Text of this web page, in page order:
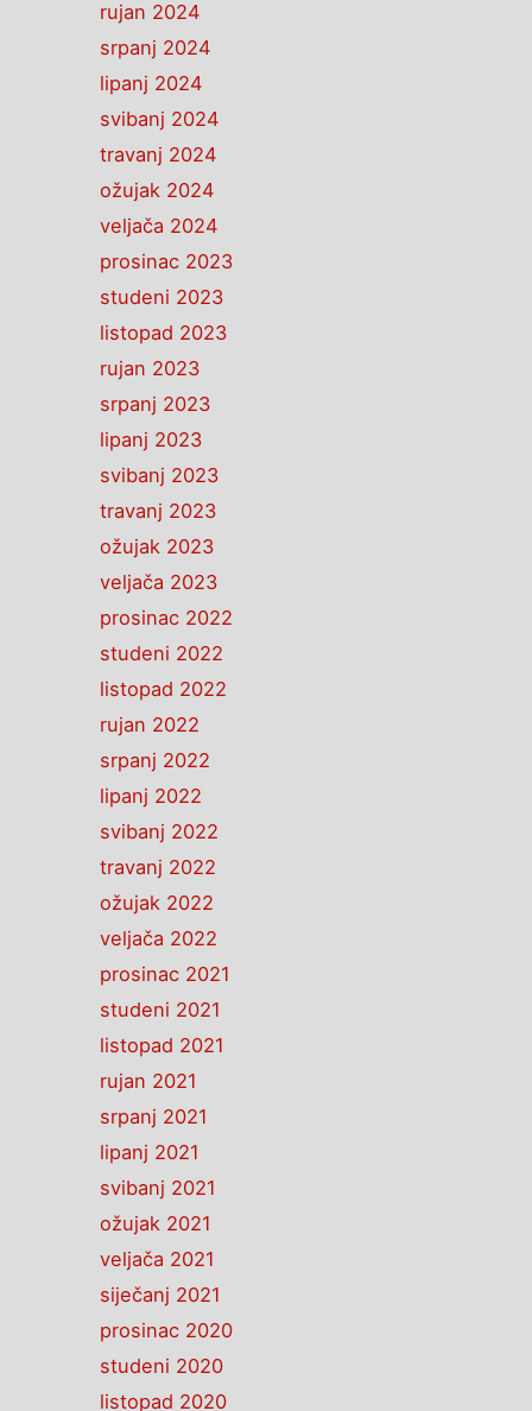
rujan 2024
srpanj 2024
lipanj 2024
svibanj 2024
travanj 2024
ožujak 2024
veljača 2024
prosinac 2023
studeni 2023
listopad 2023
rujan 2023
srpanj 2023
lipanj 2023
svibanj 2023
travanj 2023
ožujak 2023
veljača 2023
prosinac 2022
studeni 2022
listopad 2022
rujan 2022
srpanj 2022
lipanj 2022
svibanj 2022
travanj 2022
ožujak 2022
veljača 2022
prosinac 2021
studeni 2021
listopad 2021
rujan 2021
srpanj 2021
lipanj 2021
svibanj 2021
ožujak 2021
veljača 2021
siječanj 2021
prosinac 2020
studeni 2020
listopad 2020